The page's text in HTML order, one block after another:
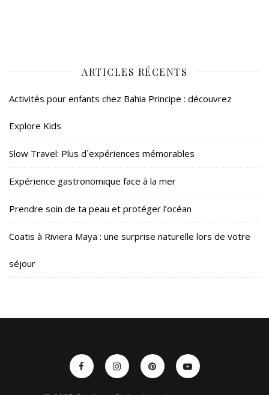
ARTICLES RÉCENTS
Activités pour enfants chez Bahia Principe : découvrez
Explore Kids
Slow Travel: Plus d´expériences mémorables
Expérience gastronomique face à la mer
Prendre soin de ta peau et protéger l’océan
Coatis à Riviera Maya : une surprise naturelle lors de votre
séjour